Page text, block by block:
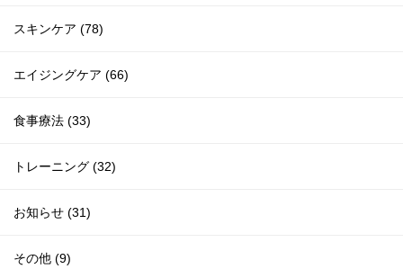
スキンケア (78)
エイジングケア (66)
食事療法 (33)
トレーニング (32)
お知らせ (31)
その他 (9)